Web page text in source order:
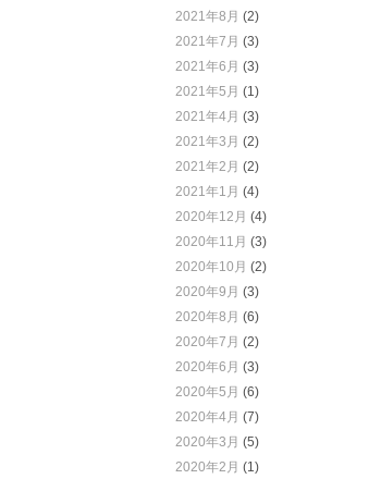
2021年8月 (2)
2021年7月 (3)
2021年6月 (3)
2021年5月 (1)
2021年4月 (3)
2021年3月 (2)
2021年2月 (2)
2021年1月 (4)
2020年12月 (4)
2020年11月 (3)
2020年10月 (2)
2020年9月 (3)
2020年8月 (6)
2020年7月 (2)
2020年6月 (3)
2020年5月 (6)
2020年4月 (7)
2020年3月 (5)
2020年2月 (1)